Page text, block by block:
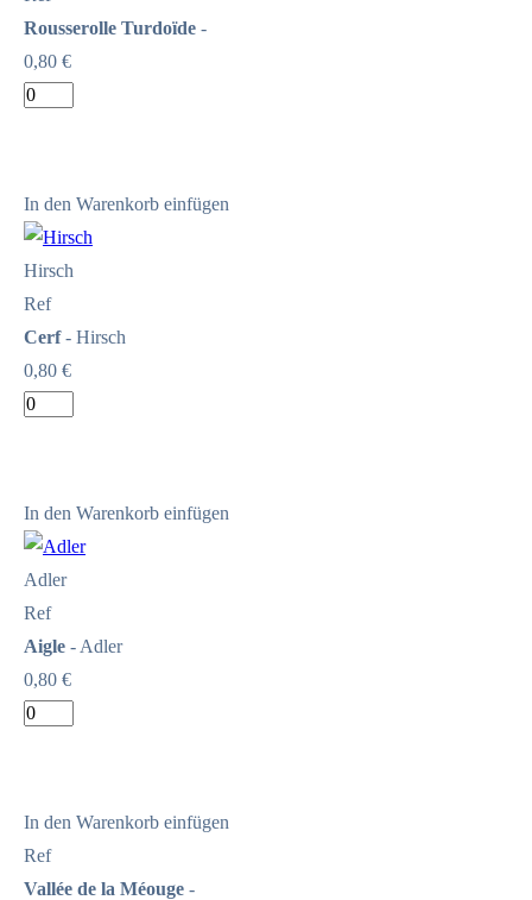
Rousserolle Turdoïde -
0,80 €
In den Warenkorb einfügen
Hirsch
Ref
Cerf- Hirsch
0,80 €
In den Warenkorb einfügen
Adler
Ref
Aigle - Adler
0,80 €
In den Warenkorb einfügen
Ref
Vallée de la Méouge -